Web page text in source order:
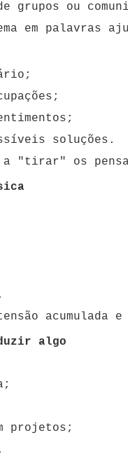
grupos ou
em palavras
soluções.
"tirar" os
acumulada e
algo
projetos;